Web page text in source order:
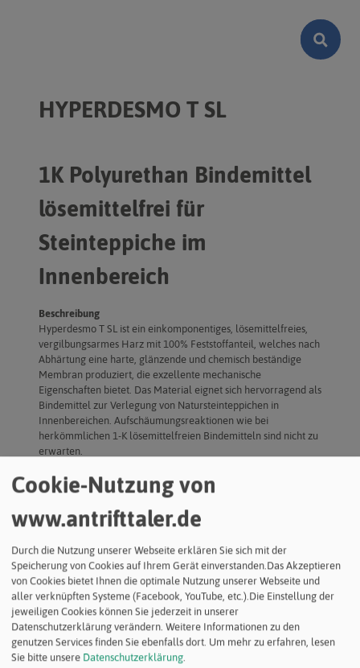
HYPERDESMO T SL
1K Polyurethan Bindemittel
lösemittelfrei für
Steinteppiche im
Innenbereich
Beschreibung
Hyperdesmo T SL ist ein einkomponentiges, lösemittelfreies,
vergilbungsarmes Harz mit 100% Feststoffanteil, welches nach
Abhärtung eine harte, glänzende und chemisch beständige
Membran produziert, die exzellente mechanische
Eigenschaften bietet. Das Material eignet sich hervorragend als
Bindemittel zur Verlegung von Natursteinteppichen in
Innenbereichen. Aufschäumungsreaktionen wie bei
herkömmlichen 1-K lösemittelfreien Bindemitteln sind nicht zu
erwarten.
Verwendung
Bindemittel für Marmorsteinteppiche im Innenbereich,
Verbrauch 6-8% auf Gewicht der Steine
Lösungsmittelfrei, 100% Feststoffanteil
Vergilbungsarm
Starke und gleichmäßige Haftung auf der gesamten
Oberfläche
Sehr hohe Beständigkeit gegenüber mechanischer
Belastung
Absolut geruchsfrei
Glättbar ohne Trennmittel oder unter Verwendung des AKV
Cookie-Nutzung von
www.antrifttaler.de
Durch die Nutzung unserer Webseite erklären Sie sich mit der
Speicherung von Cookies auf Ihrem Gerät einverstanden.Das Akzeptieren
von Cookies bietet Ihnen die optimale Nutzung unserer Webseite und
aller verknüpften Systeme (Facebook, YouTube, etc.).Die Einstellung der
jeweiligen Cookies können Sie jederzeit in unserer
Datenschutzerklärung verändern. Weitere Informationen zu den
genutzen Services finden Sie ebenfalls dort. Um mehr zu erfahren, lesen
Sie bitte unsere Datenschutzerklärung.